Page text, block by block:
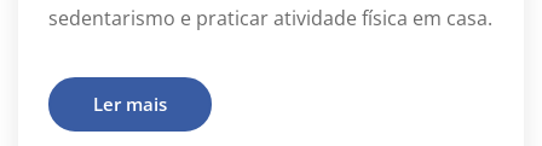
sedentarismo e praticar atividade física em casa.
Ler mais